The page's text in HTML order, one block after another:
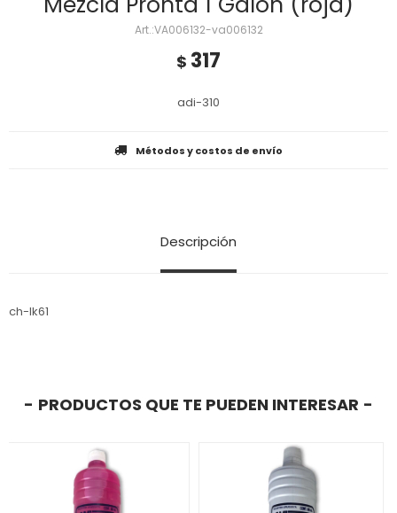
VA006132-va006132
$ 317
adi-310
Métodos y costos de envío
Descripción
ch-lk61
PRODUCTOS QUE TE PUEDEN INTERESAR